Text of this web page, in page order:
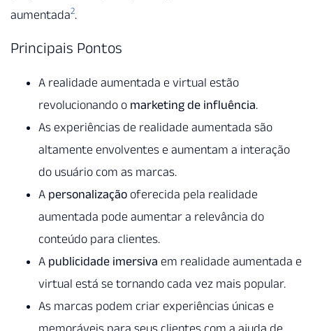
aumentada2.
Principais Pontos
A realidade aumentada e virtual estão
revolucionando o marketing de influência.
As experiências de realidade aumentada são
altamente envolventes e aumentam a interação
do usuário com as marcas.
A personalização oferecida pela realidade
aumentada pode aumentar a relevância do
conteúdo para clientes.
A publicidade imersiva em realidade aumentada e
virtual está se tornando cada vez mais popular.
As marcas podem criar experiências únicas e
memoráveis para seus clientes com a ajuda de